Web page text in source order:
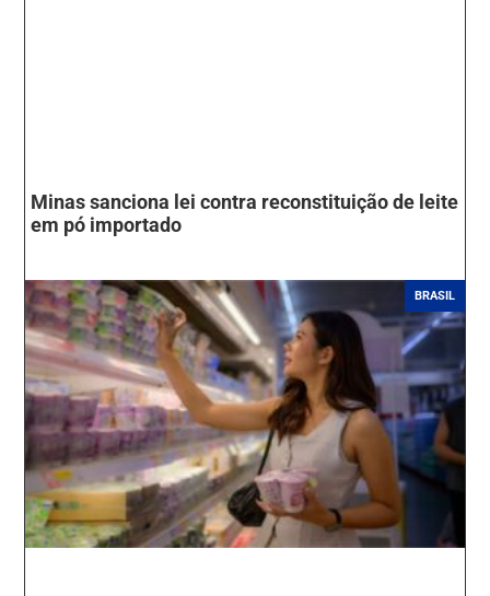
Minas sanciona lei contra reconstituição de leite
em pó importado
BRASIL